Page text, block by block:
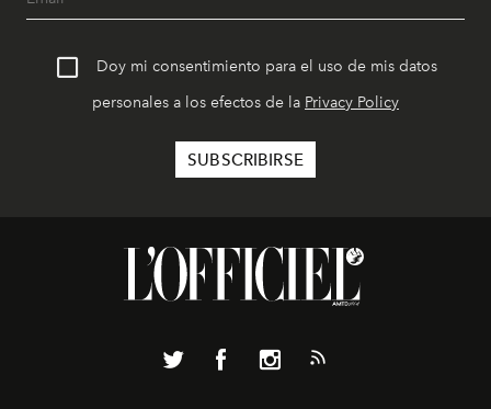
Doy mi consentimiento para el uso de mis datos
personales a los efectos de la Privacy Policy